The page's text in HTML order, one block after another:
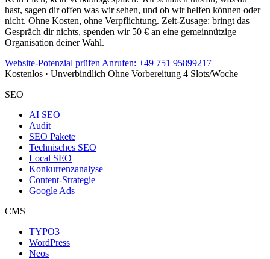
hast, sagen dir offen was wir sehen, und ob wir helfen können oder
nicht. Ohne Kosten, ohne Verpflichtung. Zeit-Zusage: bringt das
Gespräch dir nichts, spenden wir 50 € an eine gemeinnützige
Organisation deiner Wahl.
Website-Potenzial prüfen Anrufen: +49 751 95899217
Kostenlos · Unverbindlich Ohne Vorbereitung 4 Slots/Woche
SEO
AI SEO
Audit
SEO Pakete
Technisches SEO
Local SEO
Konkurrenzanalyse
Content-Strategie
Google Ads
CMS
TYPO3
WordPress
Neos